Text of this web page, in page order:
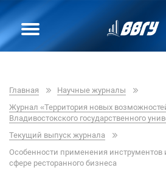
Главная
Научные журналы
Журнал «Территория новых
Владивостокского государственного
Текущий выпуск журнала
Особенности применения инструментов
сфере ресторанного бизнеса